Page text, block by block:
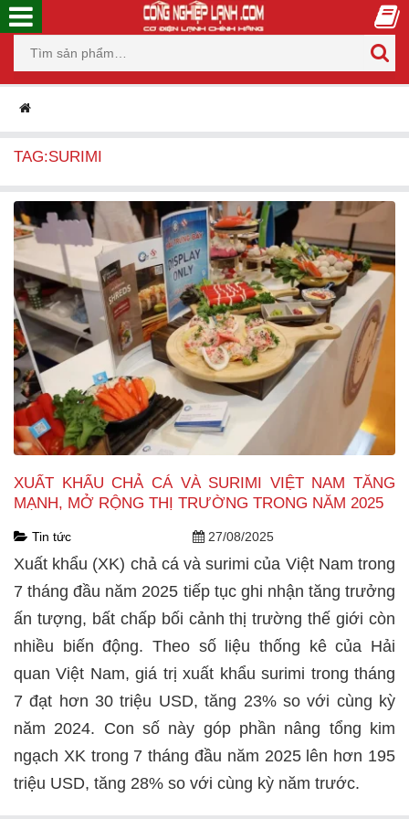
TAG:SURIMI
XUẤT KHẨU CHẢ CÁ VÀ SURIMI VIỆT NAM TĂNG
MẠNH, MỞ RỘNG THỊ TRƯỜNG TRONG NĂM 2025
Tin tức 27/08/2025
Xuất khẩu (XK) chả cá và surimi của Việt Nam trong
7 tháng đầu năm 2025 tiếp tục ghi nhận tăng trưởng
ấn tượng, bất chấp bối cảnh thị trường thế giới còn
nhiều biến động. Theo số liệu thống kê của Hải
quan Việt Nam, giá trị xuất khẩu surimi trong tháng
7 đạt hơn 30 triệu USD, tăng 23% so với cùng kỳ
năm 2024. Con số này góp phần nâng tổng kim
ngạch XK trong 7 tháng đầu năm 2025 lên hơn 195
triệu USD, tăng 28% so với cùng kỳ năm trước.